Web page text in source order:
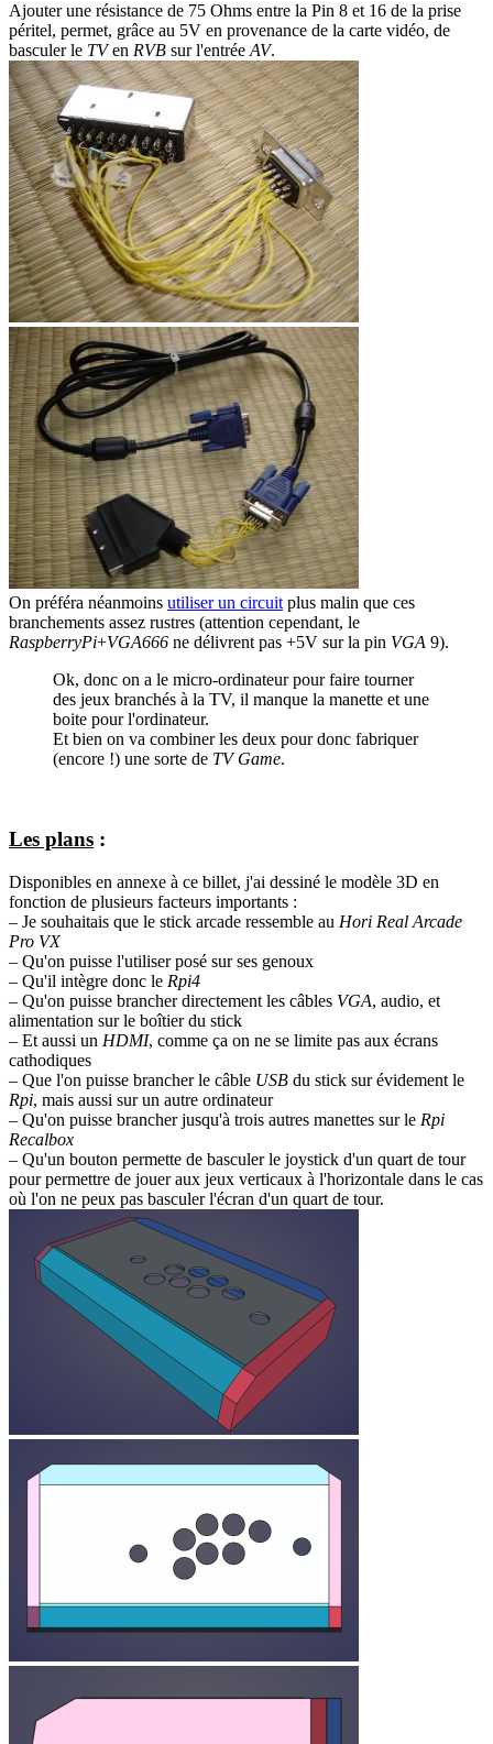
Ajouter une résistance de 75 Ohms entre la Pin 8 et 16 de la prise
péritel, permet, grâce au 5V en provenance de la carte vidéo, de
basculer le TVen RVB sur l'entrée AV.
On préféra néanmoins utiliser un circuit plus malin que ces
branchements assez rustres (attention cependant, le
RaspberryPi+VGA666 ne délivrent pas +5V sur la pin VGA 9).
Ok, donc on a le micro-ordinateur pour faire tourner
des jeux branchés à la TV, il manque la manette et une
boite pour l'ordinateur.
Et bien on va combiner les deux pour donc fabriquer
(encore !) une sorte de TV Game.
Les plans :
Disponibles en annexe à ce billet, j'ai dessiné le modèle 3D en
fonction de plusieurs facteurs importants :
– Je souhaitais que le stick arcade ressemble au Hori Real Arcade
Pro VX
– Qu'on puisse l'utiliser posé sur ses genoux
– Qu'il intègre donc le Rpi4
– Qu'on puisse brancher directement les câbles VGA, audio, et
alimentation sur le boîtier du stick
– Et aussi un HDMI, comme ça on ne se limite pas aux écrans
cathodiques
– Que l'on puisse brancher le câble USB du stick sur évidement le
Rpi, mais aussi sur un autre ordinateur
– Qu'on puisse brancher jusqu'à trois autres manettes sur le Rpi
Recalbox
– Qu'un bouton permette de basculer le joystick d'un quart de tour
pour permettre de jouer aux jeux verticaux à l'horizontale dans le cas
où l'on ne peux pas basculer l'écran d'un quart de tour.